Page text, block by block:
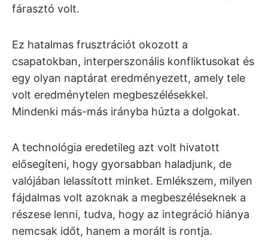
fárasztó volt.
Ez hatalmas frusztrációt okozott a
csapatokban, interperszonális konfliktusokat és
egy olyan naptárat eredményezett, amely tele
volt eredménytelen megbeszélésekkel.
Mindenki más-más irányba húzta a dolgokat.
A technológia eredetileg azt volt hivatott
elősegíteni, hogy gyorsabban haladjunk, de
valójában lelassított minket. Emlékszem, milyen
fájdalmas volt azoknak a megbeszéléseknek a
részese lenni, tudva, hogy az integráció hiánya
nemcsak időt, hanem a morált is rontja.